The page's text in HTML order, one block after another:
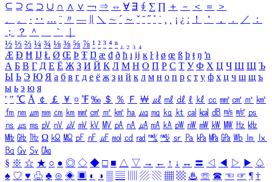
⊆ ⊇ ⊂ ⊃ ∪ ∩ ∧ ∨ ￢ ⇒ ⇔ ∀ ∃ ∮ ∑ ∏ ＋ － ＜ ＝
＞
、
。 · ‥ … ¨ 〃 ― ＼ ∼ ´ ～ ˇ ˘ ˝ ˚ ˙ ¸ ¡ ¿ ː ！ ＇ ， ． ／
：
；
？ ＾ ｀
½ ⅓ ⅔ ¼ ¾ ⅛ ⅜ ⅝ ⅞ ¹ ² ³ ⁴ ⁿ ₁ ₂ ₃ ₄
Æ Ð Ħ Ĳ Ł Ø Œ Þ Ŧ Ŋ æ đ ð ħ ı ĳ ĸ ŀ ł ø œ ß þ ŧ ŋ ŉ
А Б В Г Д Е Ё Ж З И Й К Л М Н О П Р С Т У Ф Х Ц Ч Ш Щ Ъ
Ы Ь Э Ю Я а б в г д е ё ж з и й к л м н о п р с т у ф х ц ч ш щ ъ
ы ь э ю я
′ ″ ℃ Å ￠ ￡ ￥ ¤ ℉ ‰ ＄ ％ Ｆ ￦ ㎕ ㎖ ㎗ ℓ ㎘ ㏄ ㎣ ㎤ ㎥ ㎦
㎙ ㎚ ㎛ ㎜ ㎝ ㎞ ㎟ ㎠ ㎡ ㎢ ㏊ ㎍ ㎎ ㎏ ㏏ ㎈ ㎉ ㏈ ㎧ ㎨ ㎰
㎱ ㎲ ㎳ ㎴ ㎵ ㎶ ㎷ ㎸ ㎹ ㎀ ㎁ ㎂ ㎃ ㎄ ㎺ ㎻ ㎽ ㎾ ㎿ ㎐ ㎑
㎒ ㎓ ㎔ Ω ㏀ ㏁ ㎊ ㎋ ㎌ ㏖ ㏅ ㎭ ㎮ ㎯ ㏛ ㎩ ㎪ ㎫ ㎬ ㏝ ㏐
㏓
㏃ ㏉ ㏜ ㏆
§ ※ ☆ ★ ○ ● ◎ ◇ ◆ □ ■ △ ▽ → ← ↑ ↓ ↔ 〓 ◁ ◀ ▷ ▶ ♤
♠ ♡ ♥ ♧ ♣ ⊙ ◈ ▣ ◐ ◑ ▒ ▤ ▨ ▧ ▦ ▩ ♨ ☏ ☎ ☜ ☞ ¶ †